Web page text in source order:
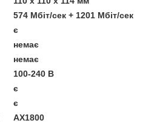
574 Мбіт/сек + 1201 Мбіт/сек
є
немає
немає
100-240 В
є
є
AX1800